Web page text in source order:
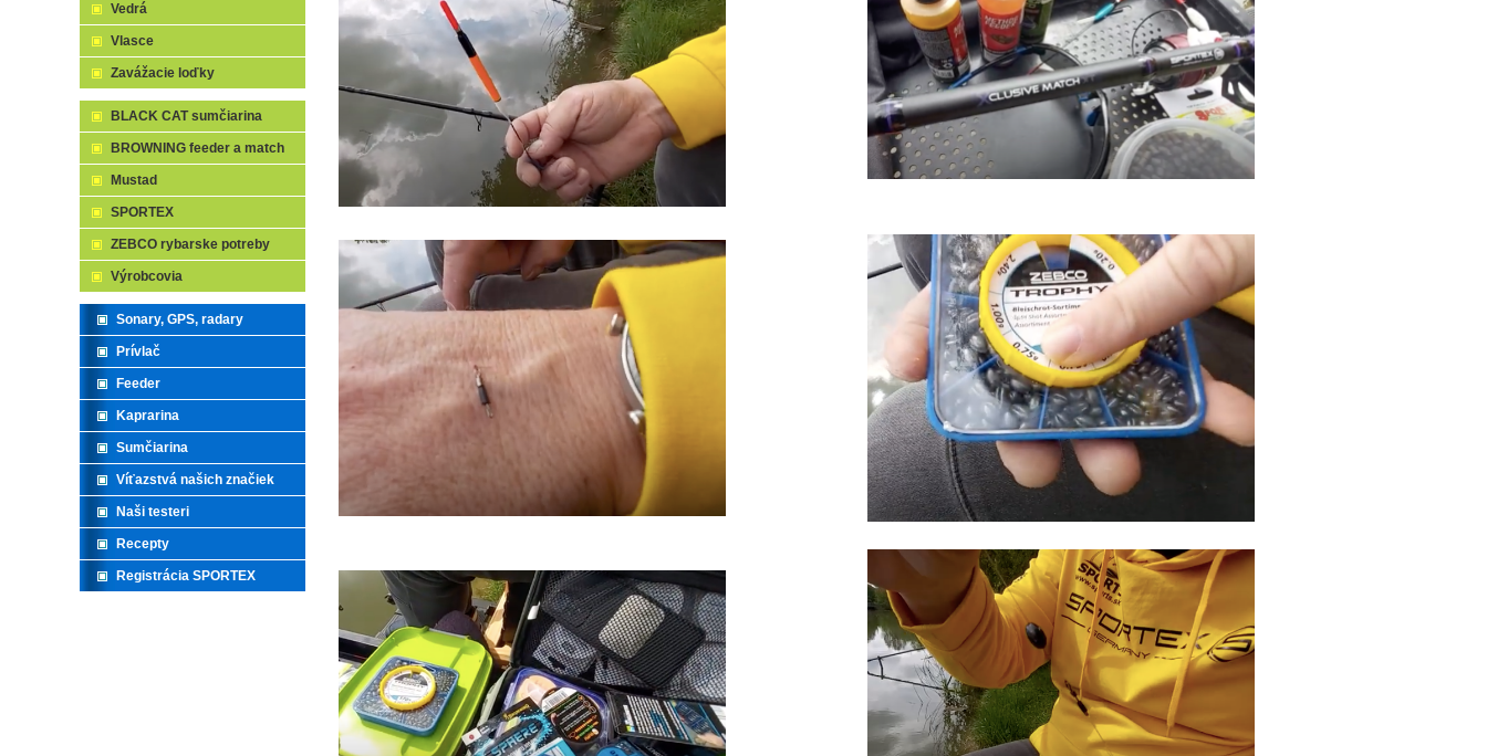
Vedrá
Vlasce
Zavážacie loďky
BLACK CAT sumčiarina
BROWNING feeder a match
Mustad
SPORTEX
ZEBCO rybarske potreby
Výrobcovia
Sonary, GPS, radary
Prívlač
Feeder
Kaprarina
Sumčiarina
Víťazstvá našich značiek
Naši testeri
Recepty
Registrácia SPORTEX